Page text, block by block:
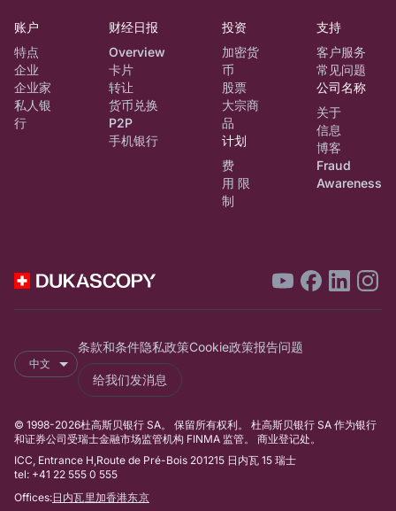
账户
特点
企业
企业家
私人银
行
财经日报
Overview
卡片
转让
货币兑换
P2P
手机银行
投资
加密货
币
股票
大宗商
品
计划
费
用 限
制
支持
客户服务
常见问题
公司名称
关于
信息
博客
Fraud
Awareness
中文
条款和条件隐私政策Cookie政策报告问题
给我们发消息
© 1998-2026杜高斯贝银行 SA。 保留所有权利。 杜高斯贝银行 SA 作为银行
和证券公司受瑞士金融市场监管机构 FINMA 监管。 商业登记处。
ICC, Entrance H,Route de Pré-Bois 201215 日内瓦 15 瑞士
tel: +41 22 555 0 555
Offices:日内瓦里加香港东京